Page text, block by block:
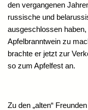
den vergangenen
russische und
ausgeschlossen
Apfelbranntwein zu
brachte er jetzt zur
so zum Apfelfest an.
Zu den „alten“